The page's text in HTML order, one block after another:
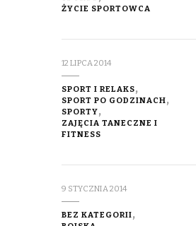
ŻYCIE SPORTOWCA
12 LIPCA 2014
SPORT I RELAKS
SPORT PO GODZINACH
SPORTY
ZAJĘCIA TANECZNE I
FITNESS
9 STYCZNIA 2014
BEZ KATEGORII